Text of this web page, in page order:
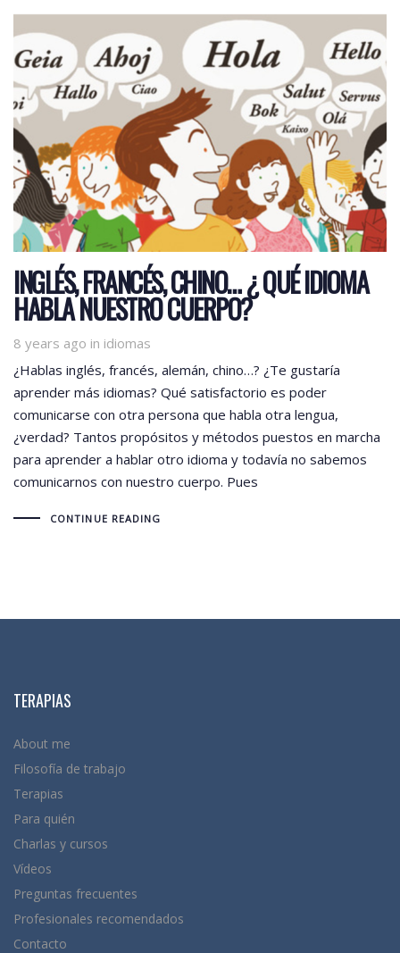
INGLÉS, FRANCÉS, CHINO… ¿ QUÉ IDIOMA
HABLA NUESTRO CUERPO?
8 years ago in
Tags
idiomas
¿Hablas inglés, francés, alemán, chino…? ¿Te gustaría
aprender más idiomas? Qué satisfactorio es poder
comunicarse con otra persona que habla otra lengua,
¿verdad? Tantos propósitos y métodos puestos en marcha
para aprender a hablar otro idioma y todavía no sabemos
comunicarnos con nuestro cuerpo. Pues
CONTINUE READING
TERAPIAS
About me
Filosofía de trabajo
Terapias
Para quién
Charlas y cursos
Vídeos
Preguntas frecuentes
Profesionales recomendados
Contacto